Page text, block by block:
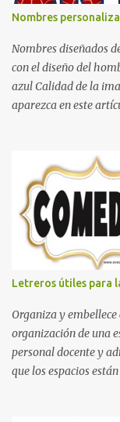
de calidez. Los
dormitorio nos
color gris es un color
de colo...
Nombres
Nombres diseñados
con el diseño del
azul Calidad de la
aparezca en este
decorar el dormitorio
boxeo Ideas para
que se pueden hacer
Letreros útiles para
Organiza y
organización de una
personal docente y
que los espacios